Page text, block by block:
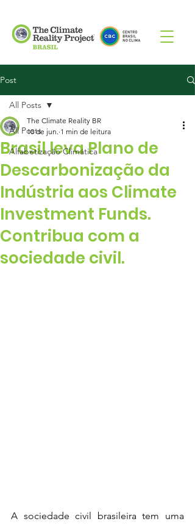
Post
All Posts
Alfabetização Climática
All Posts
Brasil leva Plano de
Descarbonização da
Indústria aos Climate
Investment Funds.
Contribua com a
sociedade civil.
The Climate Reality BR
10 de jun. 1 min de leitura
A sociedade civil brasileira tem uma